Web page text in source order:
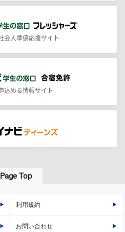
会人準備応援サイト
込める情報サイト
Page Top
利用規約
お問い合わせ